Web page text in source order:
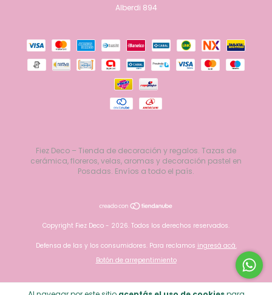
Alberdi 894
Fiez Deco – Tienda de decoración y regalos. Tazas de
cerámica, floreros, velas, aromas y decoración pastel en
Posadas. Envíos a todo el país.
Copyright Fiez Deco - 2026. Todos los derechos reservados.
Defensa de las y los consumidores. Para reclamos ingresá acá.
Botón de arrepentimiento